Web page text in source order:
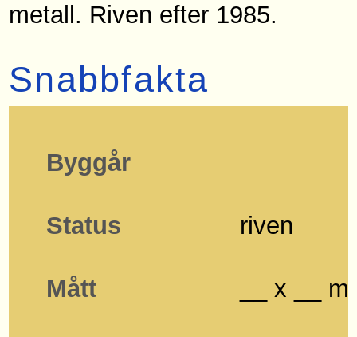
metall. Riven efter 1985.
Snabbfakta
Byggår
Status riven
Mått __ x __ m